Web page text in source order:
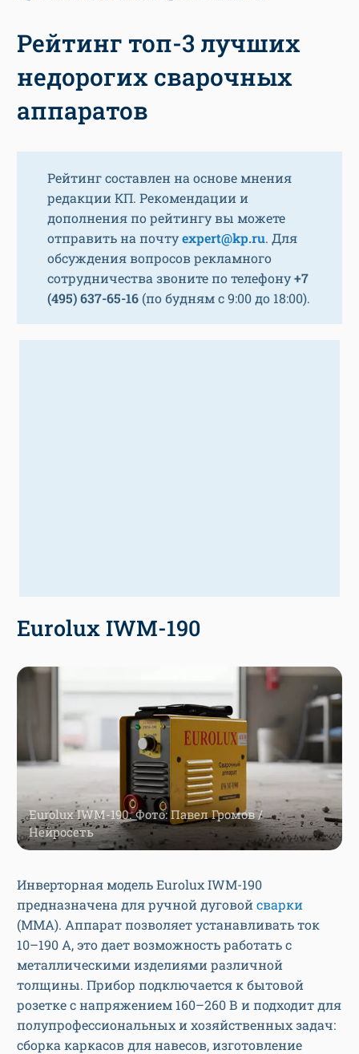
Рейтинг топ-3 лучших
недорогих сварочных
аппаратов
Рейтинг составлен на основе мнения
редакции КП. Рекомендации и
дополнения по рейтингу вы можете
отправить на почтуexpert@kp.ru. Для
обсуждения вопросов рекламного
сотрудничества звоните по телефону+7
(495) 637-65-16 (по будням с 9:00 до 18:00).
Eurolux IWM-190
Eurolux IWM-190. Фото: Павел Громов /
Нейросеть
Инверторная модель Eurolux IWM-190
предназначена для ручной дуговой сварки
(MMA). Аппарат позволяет устанавливать ток
10–190 А, это дает возможность работать с
металлическими изделиями различной
толщины. Прибор подключается к бытовой
розетке с напряжением 160–260 В и подходит для
полупрофессиональных и хозяйственных задач:
сборка каркасов для навесов, изготовление